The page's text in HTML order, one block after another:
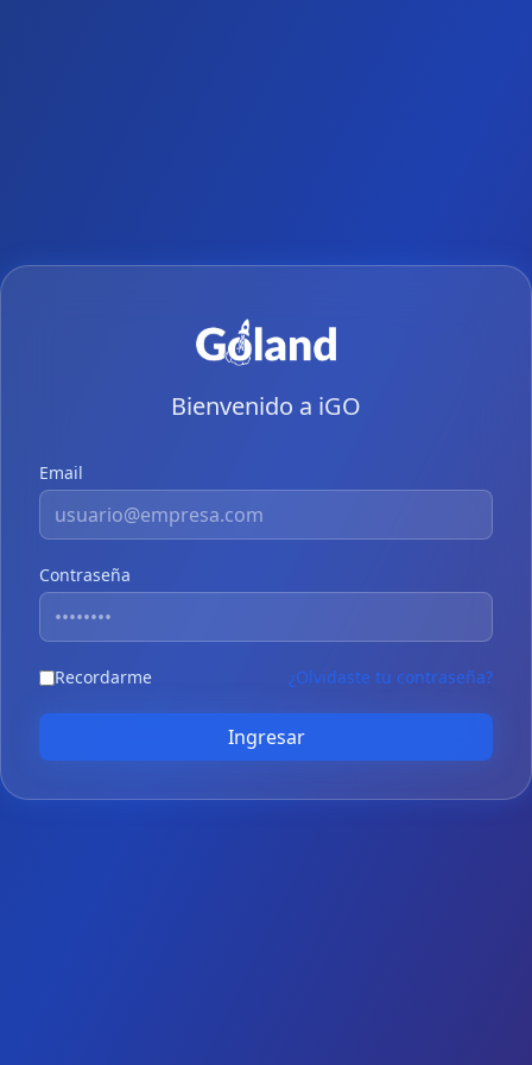
Bienvenido a iGO
Email
Contraseña
Recordarme ¿Olvidaste tu contraseña?
Ingresar